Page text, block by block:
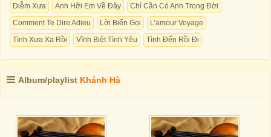
Diễm Xưa
Anh Hỡi Em Về Đây
Chỉ Cần Có Anh Trong Đời
Comment Te Dire Adieu
Lời Biển Gọi
L’amour Voyage
Tình Xưa Xa Rồi
Vĩnh Biệt Tình Yêu Tình Đến Rồi Đi
Album/playlist Khánh Hà